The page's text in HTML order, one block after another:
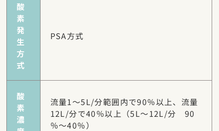
酸
素
発
生
方
式
PSA方式
酸
素
濃
流量1～5L/分範囲内で90％以上、流量
12L/分で40％以上（5L～12L/分 90
％～40％）